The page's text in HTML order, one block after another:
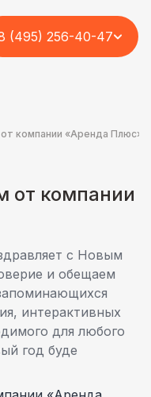
(495) 256-40-47
компании «Аренда Плюс»!
от компании
с Новым
и обещаем
интерактивных
для любого
год буде